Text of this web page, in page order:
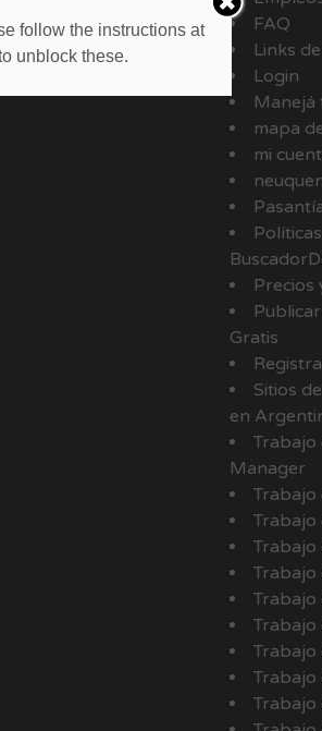
FAQ
Links
Login
Manejá
mapa
mi
Precios
Gratis
Sitios
en
Trabajo
Manager
Trabajo
Trabajo
Trabajo
Trabajo
Trabajo
Trabajo
Trabajo
Trabajo
Trabajo
follow the instructions at
unblock these.